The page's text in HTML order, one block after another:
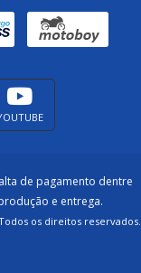
de pagamento dentre
e entrega.
os direitos reservados.